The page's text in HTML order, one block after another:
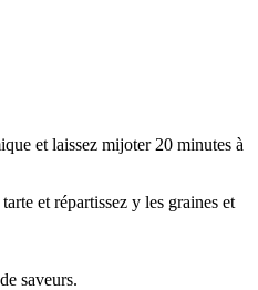
et laissez mijoter 20 minutes à
et répartissez y les graines et
saveurs.